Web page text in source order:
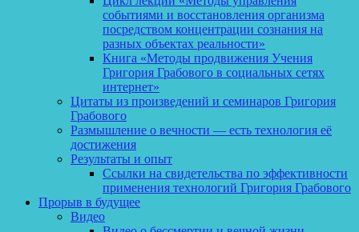
событиями и восстановления организма
посредством концентрации сознания на
разных объектах реальности»
Книга «Методы продвижения Учения
Григория Грабового в социальных сетях
интернет»
Цитаты из произведений и семинаров Григория
Грабового
Размышление о вечности — есть технология её
достижения
Результаты и опыт
Ссылки на свидетельства по эффективности
применения технологий Григория Грабового
Прорыв в будущее
Видео